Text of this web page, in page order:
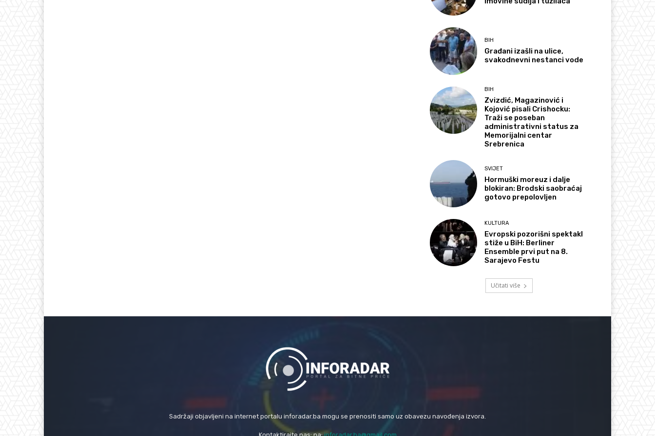
BIH
Građani izašli na ulice,
svakodnevni nestanci vode
BIH
Zvizdić, Magazinović i
Kojović pisali Crishocku:
Traži se poseban
administrativni status za
Memorijalni centar
Srebrenica
SVIJET
Hormuški moreuz i dalje
blokiran: Brodski saobraćaj
gotovo prepolovljen
KULTURA
Evropski pozorišni spektakl
stiže u BiH: Berliner
Ensemble prvi put na 8.
Sarajevo Festu
Učitati više
Sadržaji objavljeni na internet portalu inforadar.ba mogu se prenositi samo uz obavezu navođenja izvora.